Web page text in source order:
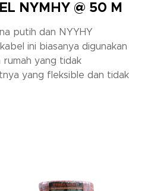
NYMHY @ 50 M
putih dan NYYHY
ini biasanya digunakan
rumah yang tidak
yang fleksible dan tidak